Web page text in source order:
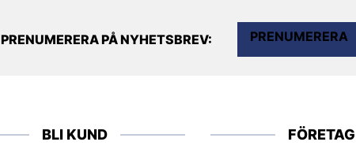
PRENUMERERA PÅ NYHETSBREV: PRENUMERERA
BLI KUND FÖRETAG